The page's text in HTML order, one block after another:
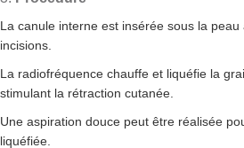
La canule interne est insérée sous la
incisions.
La radiofréquence chauffe et liquéfie la
stimulant la rétraction cutanée.
Une aspiration douce peut être réalisée
liquéfiée.